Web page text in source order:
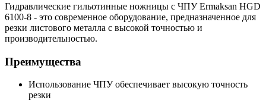
Гидравлические гильотинные ножницы с ЧПУ Ermaksan HGD
6100-8 - это современное оборудование, предназначенное для
резки листового металла с высокой точностью и
производительностью.
Преимущества
Использование ЧПУ обеспечивает высокую точность
резки